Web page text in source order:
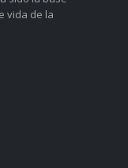
vida de la